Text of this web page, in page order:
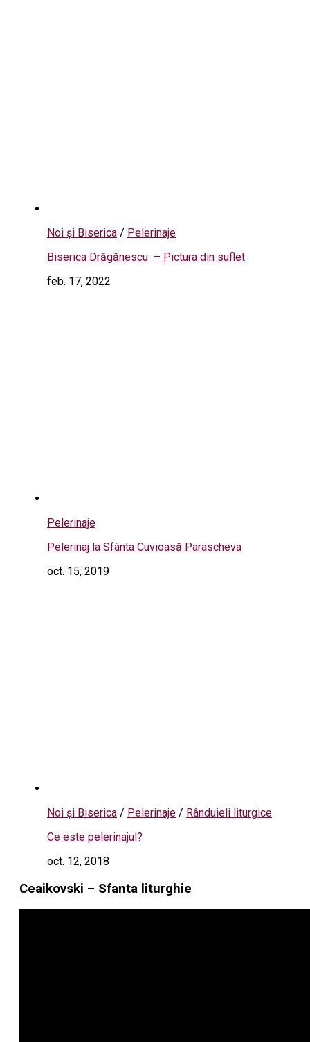
Noi și Biserica / Pelerinaje
Biserica Drăgănescu – Pictura din suflet
feb. 17, 2022
Pelerinaje
Pelerinaj la Sfânta Cuvioasă Parascheva
oct. 15, 2019
Noi și Biserica / Pelerinaje / Rânduieli liturgice
Ce este pelerinajul?
oct. 12, 2018
Ceaikovski – Sfanta liturghie